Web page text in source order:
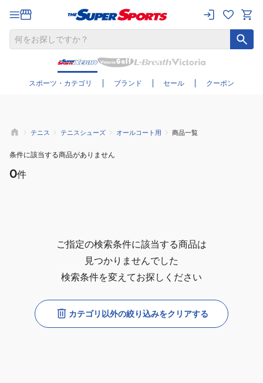
スポーツ・カテゴリ ブランド セール クーポン
さらに絞り込む
テニス テニスシューズ オールコート用 商品一覧
条件に該当する商品がありません
0件
ご指定の検索条件に該当する商品は
見つかりませんでした
検索条件を変えてお探しください
カテゴリ以外の絞り込みをクリアする